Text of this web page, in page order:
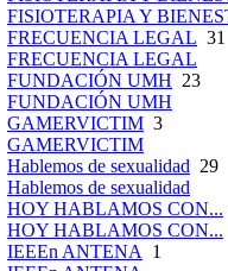
FISIOTERAPIA Y
FRECUENCIA LEGAL 31
FRECUENCIA LEGAL
FUNDACIÓN UMH 23
FUNDACIÓN UMH
GAMERVICTIM 3
GAMERVICTIM
Hablemos de sexualidad 29
Hablemos de sexualidad
HOY HABLAMOS CON...
HOY HABLAMOS CON...
IEEEn ANTENA
1